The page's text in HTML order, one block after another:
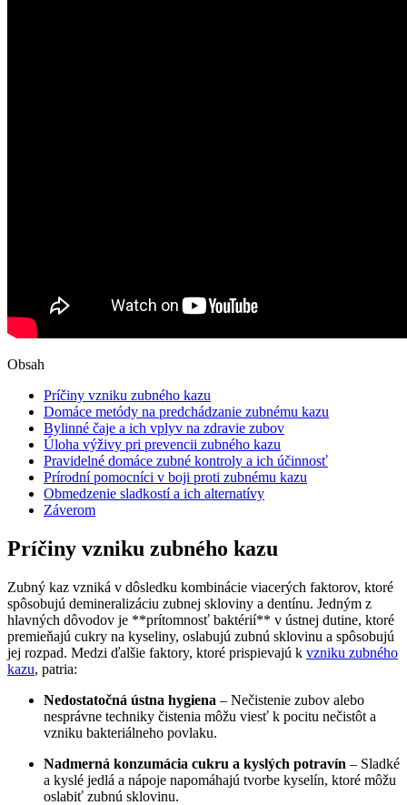
Obsah
Príčiny⁣ vzniku zubného kazu
Domáce metódy na predchádzanie zubnému kazu
Bylinné čaje a ich vplyv na zdravie zubov
Úloha výživy⁣ pri prevencii zubného kazu
Pravidelné domáce zubné kontroly a ⁤ich účinnosť
Prírodní pomocníci v boji proti zubnému kazu
Obmedzenie sladkostí ​a ich alternatívy
Záverom
Príčiny⁣ vzniku zubného kazu
Zubný⁢ kaz vzniká v dôsledku kombinácie viacerých faktorov, ktoré
spôsobujú demineralizáciu zubnej skloviny a dentínu. Jedným z
hlavných dôvodov je ⁣**prítomnosť baktérií** v ústnej dutine, ktoré
premieňajú cukry ​na ​kyseliny,⁣ oslabujú zubnú⁣ sklovinu a spôsobujú
jej rozpad. Medzi ďalšie faktory,‍ ktoré prispievajú k vzniku ⁣zubného
kazu, patria:
Nedostatočná ústna hygiena ⁢– Nečistenie zubov alebo
nesprávne techniky čistenia môžu ⁣viesť k pocitu nečistôt a
vzniku bakteriálneho povlaku.
Nadmerná konzumácia cukru a​ kyslých potravín – Sladké
a kyslé jedlá a nápoje napomáhajú tvorbe kyselín, ktoré môžu
oslabiť zubnú sklovinu.